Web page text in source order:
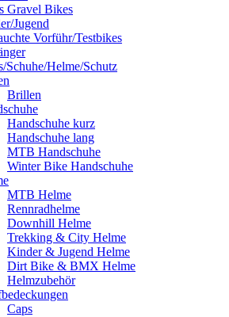
Gravel Bikes
Jugend
Vorführ/Testbikes
Schuhe/Helme/Schutz
Brillen
Handschuhe kurz
Handschuhe lang
MTB Handschuhe
Winter Bike Handschuhe
MTB Helme
Rennradhelme
Downhill Helme
Trekking & City Helme
Kinder & Jugend Helme
Dirt Bike & BMX Helme
Helmzubehör
Caps